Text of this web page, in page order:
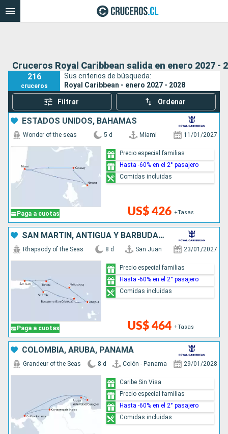
Cruceros Royal Caribbean salida en enero 2027 -
216
cruceros
Sus criterios de búsqueda:
Royal Caribbean - enero 2027 - 2028
Filtrar Ordenar
ESTADOS UNIDOS, BAHAMAS
Paga a cuotas
Wonder of the seas 5 d Miami 11/01/2027
US$ 426 +Tasas
Precio especial familias
Hasta -60% en el 2° pasajero
Comidas incluidas
SAN MARTÍN, ANTIGUA Y BARBUDA, PUERTO RICO
Paga a cuotas
Rhapsody of the Seas 8 d San Juan 23/01/2027
US$ 464 +Tasas
Precio especial familias
Hasta -60% en el 2° pasajero
Comidas incluidas
COLOMBIA, ARUBA, PANAMÁ
Grandeur of the Seas 8 d Colón - Panama 29/01/2028
Caribe Sin Visa
Precio especial familias
Hasta -60% en el 2° pasajero
Comidas incluidas